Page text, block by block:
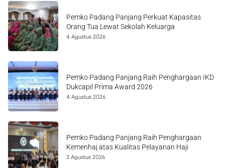
Pemko Padang Panjang Perkuat Kapasitas
Orang Tua Lewat Sekolah Keluarga
4 Agustus 2026
Pemko Padang Panjang Raih Penghargaan IKD
Dukcapil Prima Award 2026
4 Agustus 2026
Pemko Padang Panjang Raih Penghargaan
Kemenhaj atas Kualitas Pelayanan Haji
3 Agustus 2026